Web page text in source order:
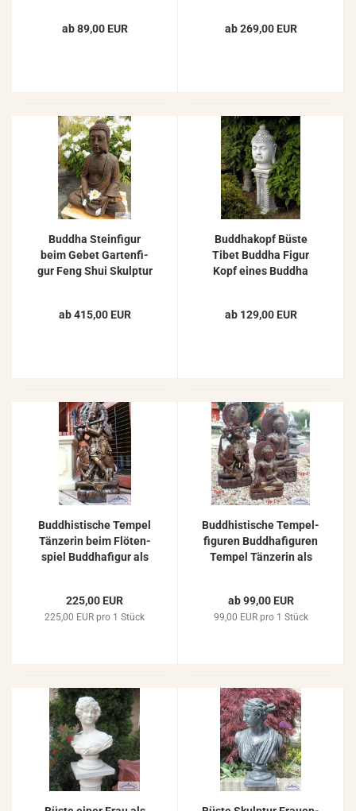
ab 89,00 EUR
ab 269,00 EUR
Bud­dha Stein­fi­gur
beim Gebet Gar­ten­fi­
gur Feng Shui Skulp­tur
ab 415,00 EUR
Bud­dha­kopf Büste
Tibet Bud­dha Figur
Kopf eines Bud­dha
SA-​N857
ab 129,00 EUR
Bud­dhis­ti­sche Tem­pel
Tän­ze­rin beim Flö­ten­
spiel Bud­dha­fi­gur als
ZO-​3116
225,00 EUR
225,00 EUR pro 1 Stück
Bud­dhis­ti­sche Tem­pel­
fi­gu­ren Bud­dha­fi­gu­ren
Tem­pel Tän­ze­rin als
ab 99,00 EUR
99,00 EUR pro 1 Stück